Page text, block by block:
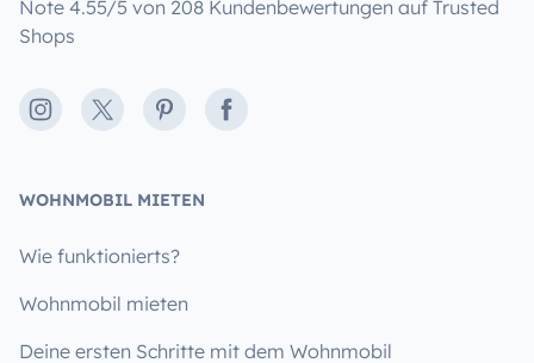
Note 4.55/5 von 208 Kundenbewertungen auf Trusted
Shops
Instagram
X PinterestFacebook
WOHNMOBIL MIETEN
Wie funktionierts?
Wohnmobil mieten
Deine ersten Schritte mit dem Wohnmobil